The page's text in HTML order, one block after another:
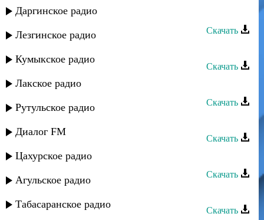
Даргинское радио
Лезгинское радио
Кумыкское радио
Лакское радио
Рутульское радио
Диалог FM
Цахурское радио
Агульское радио
Табасаранское радио
Ватан группа - Друзья
Скачать
Скачать
Ватан группа - Хайи югь мубарак
Скачать
Скачать
Ватан группа - Мадина
Скачать
Скачать